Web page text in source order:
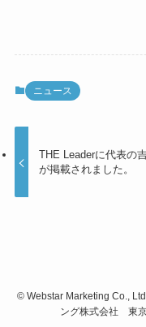
ニュース
THE Leaderに代表の
が掲載されました。
©Webstar Marketing Co.,
ング株式会社 東